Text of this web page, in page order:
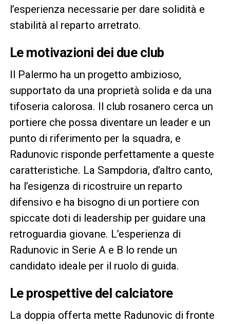
l’esperienza necessarie per dare solidità e
stabilità al reparto arretrato.
Le motivazioni dei due club
Il Palermo ha un progetto ambizioso,
supportato da una proprietà solida e da una
tifoseria calorosa. Il club rosanero cerca un
portiere che possa diventare un leader e un
punto di riferimento per la squadra, e
Radunovic risponde perfettamente a queste
caratteristiche. La Sampdoria, d’altro canto,
ha l’esigenza di ricostruire un reparto
difensivo e ha bisogno di un portiere con
spiccate doti di leadership per guidare una
retroguardia giovane. L’esperienza di
Radunovic in Serie A e B lo rende un
candidato ideale per il ruolo di guida.
Le prospettive del calciatore
La doppia offerta mette Radunovic di fronte